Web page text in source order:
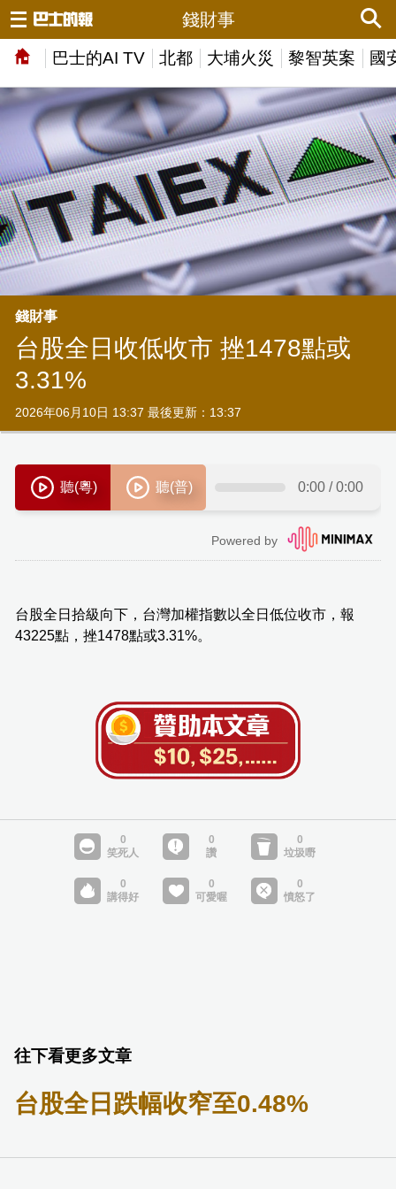
巴士的AI TV 北都 大埔火災 黎智英案 國
錢財事
錢財事
台股全日收低收市 挫1478點或
3.31%
2026年06月10日 13:37 最後更新：13:37
台股全日拾級向下，台灣加權指數以全日低位收市，報
43225點，挫1478點或3.31%。
往下看更多文章
台股全日跌幅收窄至0.48%